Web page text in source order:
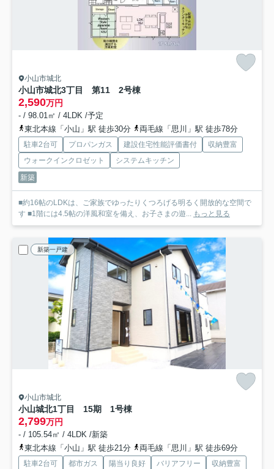
小山市城北
小山市城北3丁目 第11 2号棟
2,590万円
- / 98.01㎡ / 4LDK /予定
東北本線「小山」駅 徒歩30分
両毛線「思川」駅 徒歩78分
駐車2台可 プロパンガス 建設住宅性能評価書付
収納豊富
ウォークインクロゼット
システムキッチン
新築
■約16帖のLDKは、ご家族でゆったりくつろげる明るく開放的な空間で
す ■1階には4.5帖の洋風和室を備え、お子さまの遊... もっと見る
新築一戸建
小山市城北
小山城北1丁目 15期 1号棟
2,799万円
- / 105.54㎡ / 4LDK /新築
東北本線「小山」駅 徒歩21分
両毛線「思川」駅 徒歩69分
駐車2台可 都市ガス 陽当り良好 バリアフリー
収納豊富